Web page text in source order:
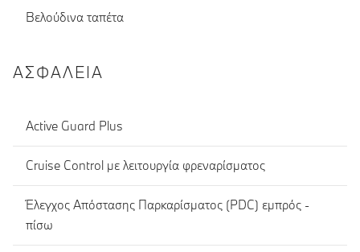
Βελούδινα ταπέτα
ΑΣΦΆΛΕΙΑ
Active Guard Plus
Cruise Control με λειτουργία φρεναρίσματος
Έλεγχος Απόστασης Παρκαρίσματος (PDC) εμπρός -
πίσω